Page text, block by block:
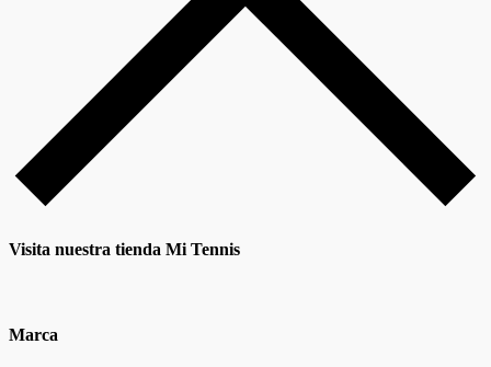
Visita nuestra tienda Mi Tennis
Marca